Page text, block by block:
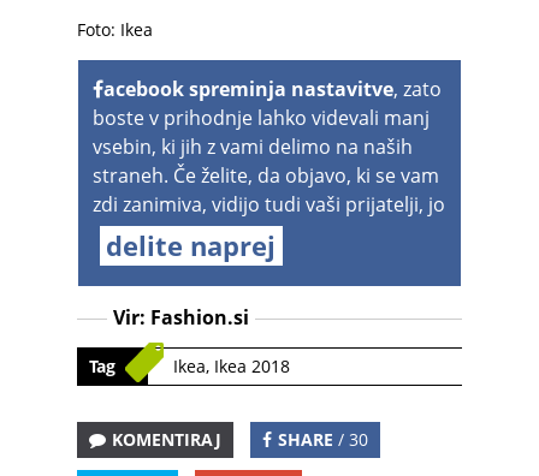
Foto: Ikea
acebook spreminja nastavitve, zato
boste v prihodnje lahko videvali manj
vsebin, ki jih z vami delimo na naših
straneh. Če želite, da objavo, ki se vam
zdi zanimiva, vidijo tudi vaši prijatelji, jo
delite naprej
Vir: Fashion.si
Tag Ikea, Ikea 2018
KOMENTIRAJ SHARE / 30